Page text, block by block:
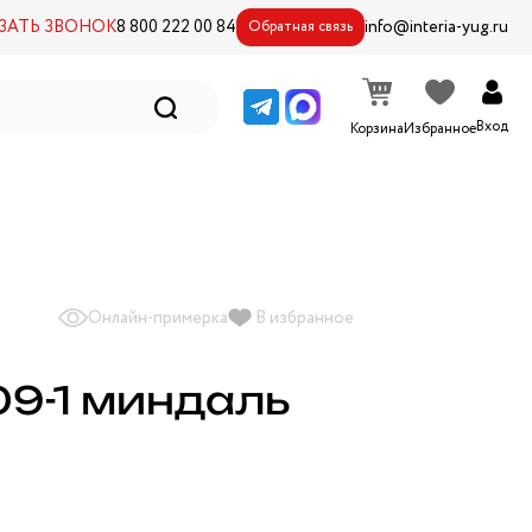
ЗВОНОК8 800 222 00 84 Обратная связь info@interia-yug.ru
КорзинаИзбранноеВход
Онлайн-примерка В избранное
1 миндаль